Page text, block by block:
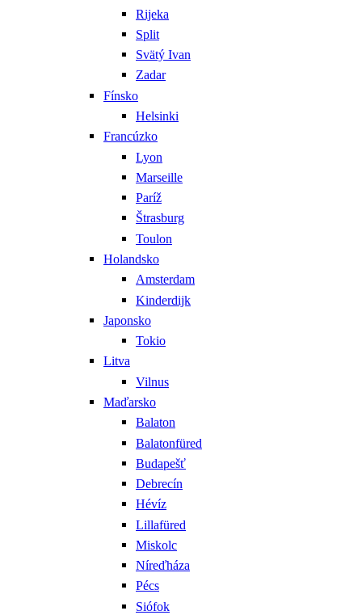
Rijeka
Split
Svätý Ivan
Zadar
Fínsko
Helsinki
Francúzko
Lyon
Marseille
Paríž
Štrasburg
Toulon
Holandsko
Amsterdam
Kinderdijk
Japonsko
Tokio
Litva
Vilnus
Maďarsko
Balaton
Balatonfüred
Budapešť
Debrecín
Hévíz
Lillafüred
Miskolc
Níreďháza
Pécs
Siófok